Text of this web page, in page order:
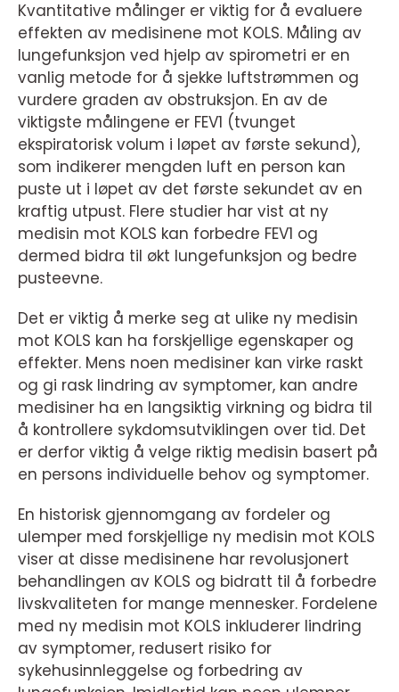
Kvantitative målinger er viktig for å evaluere
effekten av medisinene mot KOLS. Måling av
lungefunksjon ved hjelp av spirometri er en
vanlig metode for å sjekke luftstrømmen og
vurdere graden av obstruksjon. En av de
viktigste målingene er FEV1 (tvunget
ekspiratorisk volum i løpet av første sekund),
som indikerer mengden luft en person kan
puste ut i løpet av det første sekundet av en
kraftig utpust. Flere studier har vist at ny
medisin mot KOLS kan forbedre FEV1 og
dermed bidra til økt lungefunksjon og bedre
pusteevne.
Det er viktig å merke seg at ulike ny medisin
mot KOLS kan ha forskjellige egenskaper og
effekter. Mens noen medisiner kan virke raskt
og gi rask lindring av symptomer, kan andre
medisiner ha en langsiktig virkning og bidra til
å kontrollere sykdomsutviklingen over tid. Det
er derfor viktig å velge riktig medisin basert på
en persons individuelle behov og symptomer.
En historisk gjennomgang av fordeler og
ulemper med forskjellige ny medisin mot KOLS
viser at disse medisinene har revolusjonert
behandlingen av KOLS og bidratt til å forbedre
livskvaliteten for mange mennesker. Fordelene
med ny medisin mot KOLS inkluderer lindring
av symptomer, redusert risiko for
sykehusinnleggelse og forbedring av